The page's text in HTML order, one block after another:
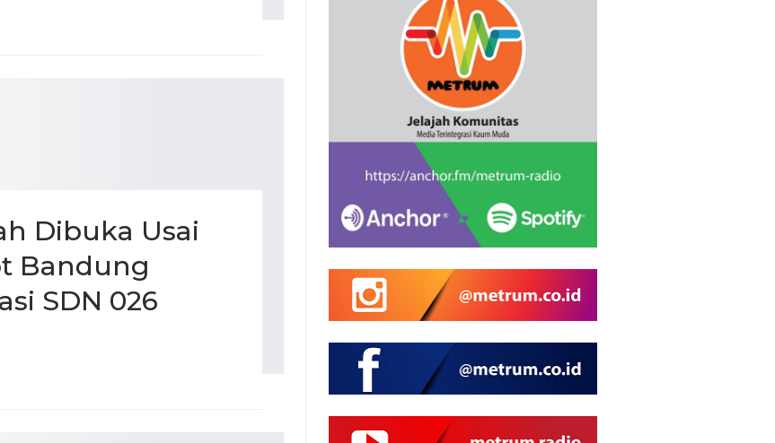
Dibuka Usai
Bandung
SDN 026